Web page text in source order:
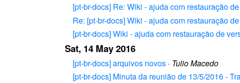
[pt-br-docs] Re: Wiki - ajuda com restauração
Re: [pt-br-docs] Wiki - ajuda com restauração
[pt-br-docs] Wiki - ajuda com restauração de
Sat, 14 May 2016
[pt-br-docs] arquivos novos · Tulio Macedo
[pt-br-docs] Minuta da reunião de 13/5/2016 -